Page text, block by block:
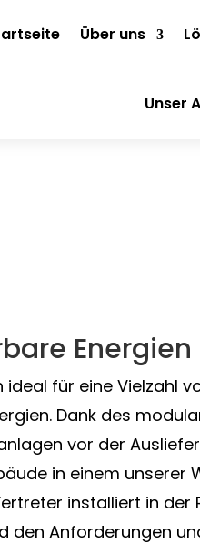
Über uns
Unser
Energien
für eine Vielzahl
Dank des
vor der
in einem unserer
installiert in der
den Anforderungen